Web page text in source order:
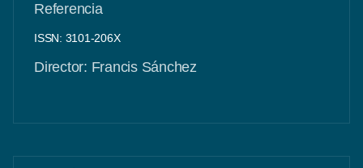
Referencia
ISSN: 3101-206X
Director: Francis Sánchez